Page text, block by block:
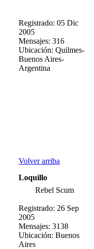
Registrado: 05 Dic
2005
Mensajes: 316
Ubicación: Quilmes-
Buenos Aires-
Argentina
Volver arriba
Loquillo
Rebel Scum
Registrado: 26 Sep
2005
Mensajes: 3138
Ubicación: Buenos
Aires